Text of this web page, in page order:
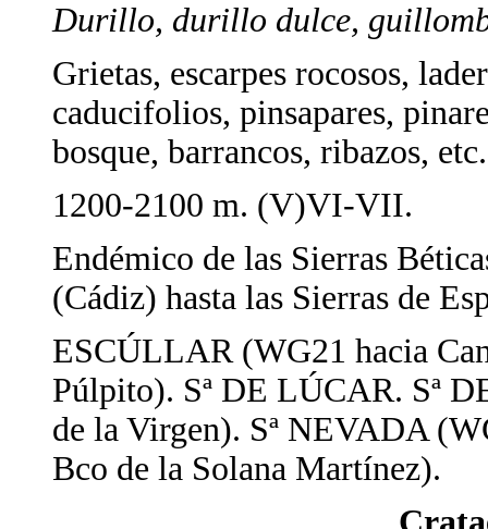
Durillo, durillo dulce,
Grietas, escarpes rocosos,
caducifolios, pinsapares,
bosque, barrancos, ribazos,
1200-2100 m. (V)VI-VII.
Endémico de las Sierras
(Cádiz) hasta las Sierras de
ESCÚLLAR (WG21 hacia
Púlpito). Sª DE LÚCAR. Sª
de la Virgen). Sª NEVADA
Bco de la Solana Martínez).